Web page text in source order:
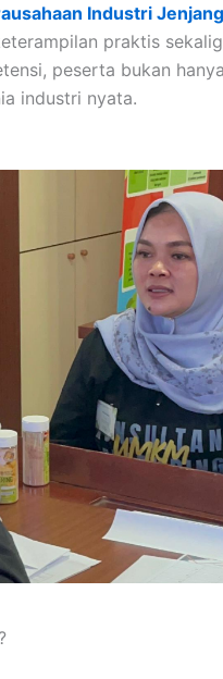
Industri
praktis
peserta bukan
industri nyata.